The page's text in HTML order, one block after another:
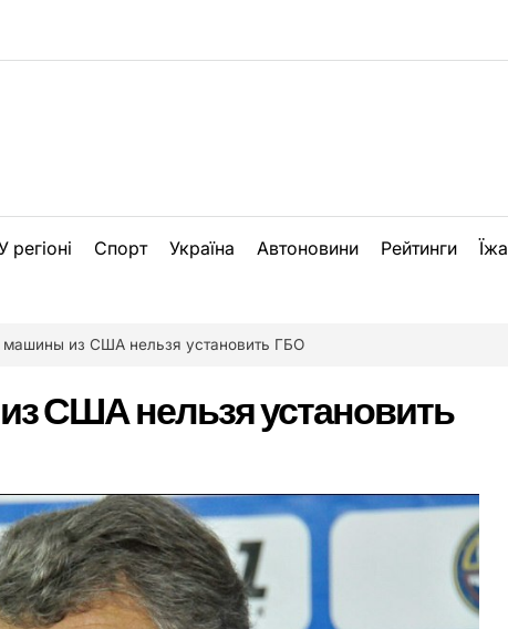
регіоні Спорт Україна Автоновини Рейтинги Їжа
машины из США нельзя установить ГБО
США нельзя установить